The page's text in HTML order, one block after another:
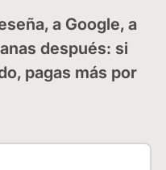
a Google, a
después: si
pagas más por